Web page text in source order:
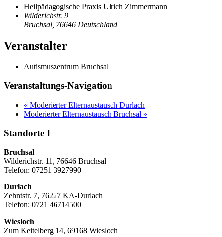
Heilpädagogische Praxis Ulrich Zimmermann
Wilderichstr. 9
Bruchsal 76646 Deutschland
Veranstalter
Autismuszentrum Bruchsal
Veranstaltungs-Navigation
« Moderierter Elternaustausch Durlach
Moderierter Elternaustausch Bruchsal »
Standorte I
Bruchsal
Wilderichstr. 11, 76646 Bruchsal
Telefon: 07251 3927990
Durlach
Zehntstr. 7, 76227 KA-Durlach
Telefon: 0721 46714500
Wiesloch
Zum Keitelberg 14, 69168 Wiesloch